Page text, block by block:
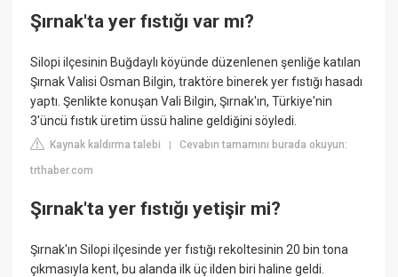
Şırnak'ta yer fıstığı var mı?
Silopi ilçesinin Buğdaylı köyünde düzenlenen şenliğe katılan
Şırnak Valisi Osman Bilgin, traktöre binerek yer fıstığı hasadı
yaptı. Şenlikte konuşan Vali Bilgin, Şırnak'ın, Türkiye'nin
3'üncü fıstık üretim üssü haline geldiğini söyledi.
Kaynak kaldırma talebi |Cevabın tamamını burada okuyun:
trthaber.com
Şırnak'ta yer fıstığı yetişir mi?
Şırnak'ın Silopi ilçesinde yer fıstığı rekoltesinin 20 bin tona
çıkmasıyla kent, bu alanda ilk üç ilden biri haline geldi.